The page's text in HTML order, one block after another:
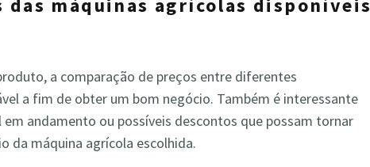
a comparação de preços entre diferentes
a fim de obter um bom negócio. Também é interessante
andamento ou possíveis descontos que possam tornar
da máquina agrícola escolhida.